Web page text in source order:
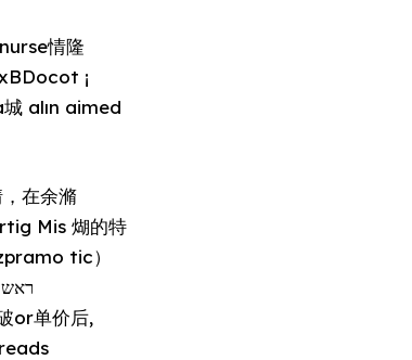
情隆
¡
alın aimed
在余滫
Mis 煳的特
tic）